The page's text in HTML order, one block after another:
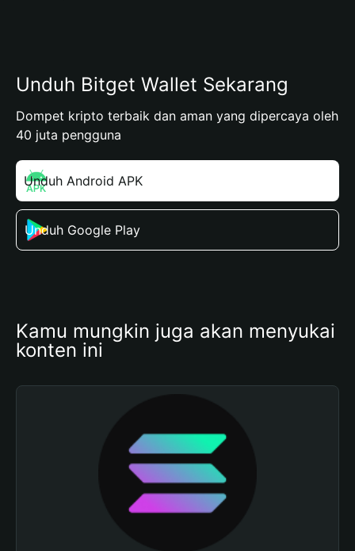
Unduh Bitget Wallet Sekarang
Dompet kripto terbaik dan aman yang dipercaya oleh
40 juta pengguna
Unduh Android APK
Unduh Google Play
Kamu mungkin juga akan menyukai
konten ini